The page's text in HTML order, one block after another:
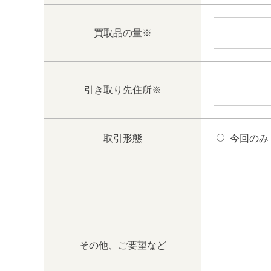
買取品の量※
引き取り先住所※
取引形態 今回のみ
その他、ご要望など